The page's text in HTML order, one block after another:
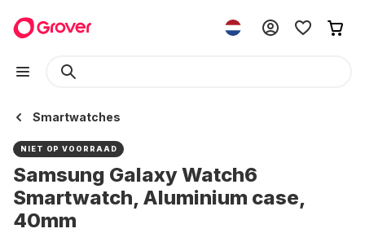
Smartwatches
NIET OP VOORRAAD
Samsung Galaxy Watch6
Smartwatch, Aluminium case,
40mm